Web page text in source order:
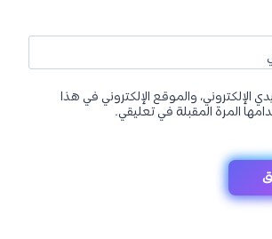
الإلكتروني، والموقع الإلكتروني في هذا
المرة المقبلة في تعليقي.